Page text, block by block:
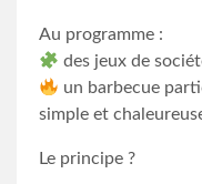
Au programme :
des jeux de
un barbecue
simple et
Le principe ?